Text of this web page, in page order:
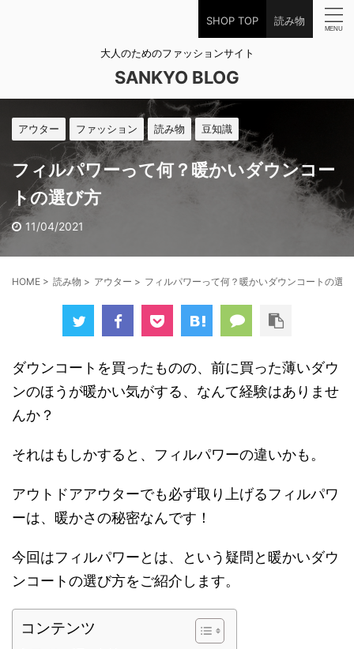
SHOP TOP 読み物
大人のためのファッションサイト
SANKYO BLOG
アウター ファッション 読み物 豆知識
フィルパワーって何？暖かいダウンコー
トの選び方
11/04/2021
HOME > 読み物 > アウター > フィルパワーって何？暖かいダウンコートの選
ダウンコートを買ったものの、前に買った薄いダウ
ンのほうが暖かい気がする、なんて経験はありませ
んか？
それはもしかすると、フィルパワーの違いかも。
アウトドアアウターでも必ず取り上げるフィルパワ
ーは、暖かさの秘密なんです！
今回はフィルパワーとは、という疑問と暖かいダウ
ンコートの選び方をご紹介します。
コンテンツ